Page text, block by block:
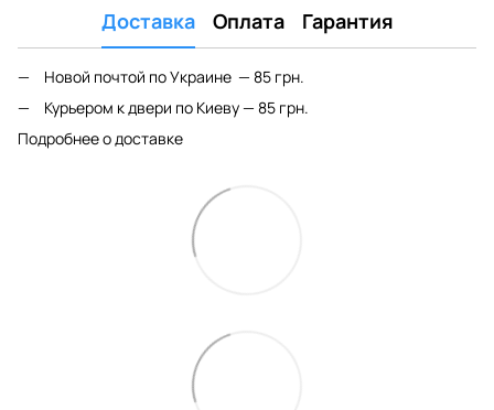
Доставка Оплата Гарантия
Новой почтой по Украине — 85 грн.
Курьером к двери по Киеву — 85 грн.
Подробнее о доставке